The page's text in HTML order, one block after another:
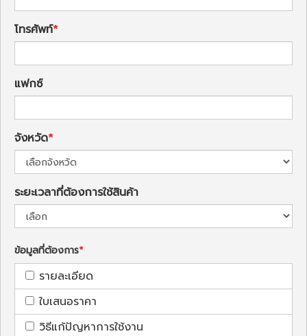
โทรศัพท์
แฟกซ์
จังหวัด
ระยะเวลาที่ต้องการใช้สินค้า
ข้อมูลที่ต้องการ
รายละเอียด
ใบเสนอราคา
วิธีแก้ปัญหาการใช้งาน